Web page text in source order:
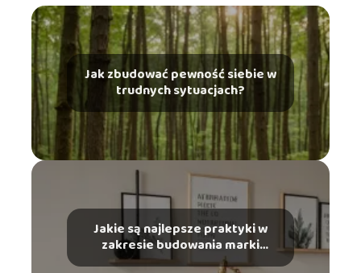
Jak zbudować pewność siebie w
trudnych sytuacjach?
Jakie są najlepsze praktyki w
zakresie budowania marki
osobistej?